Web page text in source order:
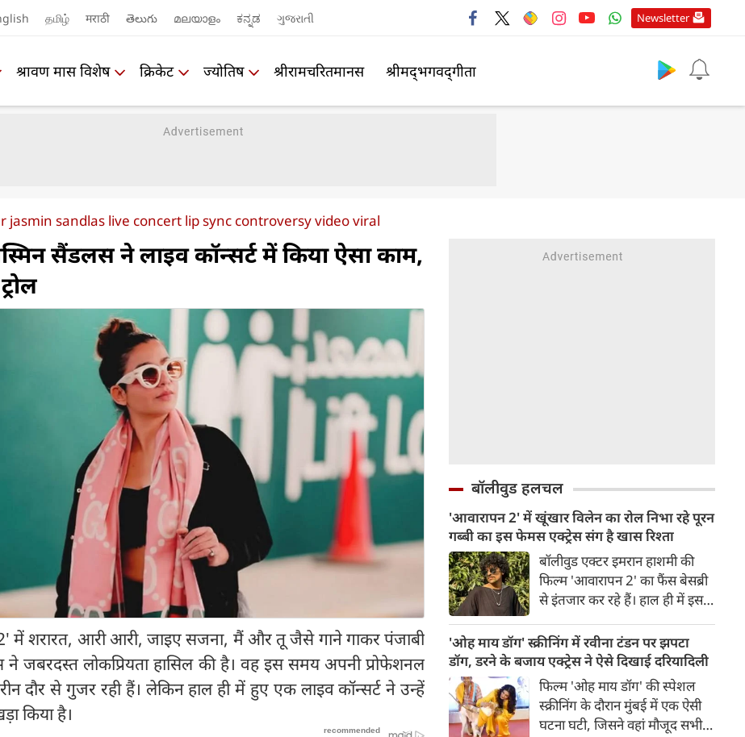
தமிழ் मराठी తెలుగు മലയാളം ಕನ್ನಡ ગુજરાતી Newsletter
श्रावण मास विशेष क्रिकेट ज्योतिष श्रीरामचरितमानस श्रीमद्‍भगवद्‍गीता
jasmin sandlas live concert lip sync controversy video viral
सैंडलस ने लाइव कॉन्सर्ट में किया ऐसा काम,
में शरारत, आरी आरी, जाइए सजना, मैं और तू जैसे गाने गाकर पंजाबी
जबरदस्त लोकप्रियता हासिल की है। वह इस समय अपनी प्रोफेशनल
दौर से गुजर रही हैं। लेकिन हाल ही में हुए एक लाइव कॉन्सर्ट ने उन्हें
किया है।
बॉलीवुड हलचल
'आवारापन 2' में खूंखार विलेन का रोल निभा रहे पूरन
गब्बी का इस फेमस एक्ट्रेस संग है खास रिश्ता
बॉलीवुड एक्टर इमरान हाशमी की
फिल्म 'आवारापन 2' का फैंस बेसब्री
से इंतजार कर रहे हैं। हाल ही में इस
दर्शकों का जबरदस्त रिस्पॉन्स मिला।
ट्रेलर में जितना इमरान हाशमी छाए
रहे उतना ही फिल्म के विलेन को भी
स्पेस मिला है।
'ओह माय डॉग' स्क्रीनिंग में रवीना टंडन पर झपटा
डॉग, डरने के बजाय एक्ट्रेस ने ऐसे दिखाई दरियादिली
फिल्म 'ओह माय डॉग' की स्पेशल
स्क्रीनिंग के दौरान मुंबई में एक ऐसी
घटना घटी, जिसने वहां मौजूद सभी